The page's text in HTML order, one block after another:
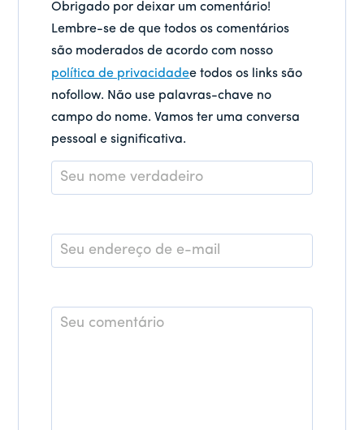
Obrigado por deixar um comentário!
Lembre-se de que todos os comentários
são moderados de acordo com nosso
política de privacidadee todos os links são
nofollow. Não use palavras-chave no
campo do nome. Vamos ter uma conversa
pessoal e significativa.
Nome
*
E-
mail
Comentário